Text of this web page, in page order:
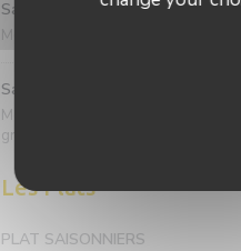
Salade camembert
Mélange de salades, camembert
Salade chévre croustillant
Mélange de salades, chévre
grenailles, oeuf du tomates
Les Plats
PLAT SAISONNIERS